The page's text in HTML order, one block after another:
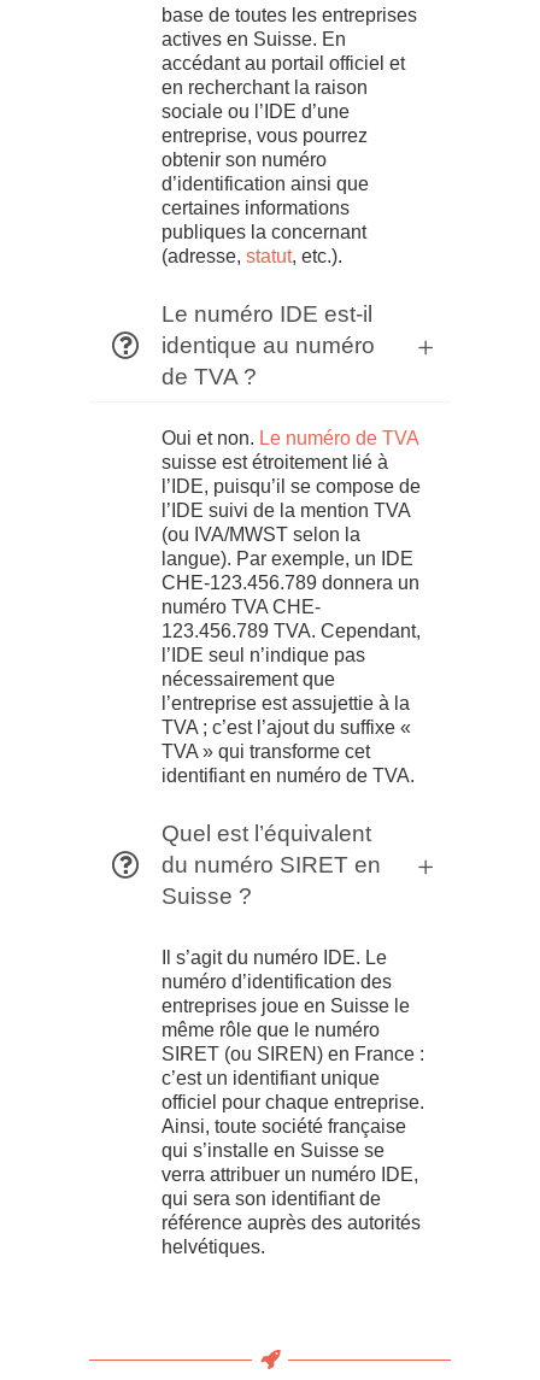
base de toutes les entreprises
actives en Suisse. En
accédant au portail officiel et
en recherchant la raison
sociale ou l’IDE d’une
entreprise, vous pourrez
obtenir son numéro
d’identification ainsi que
certaines informations
publiques la concernant
(adresse, statut, etc.).
Le numéro IDE est-il
identique au numéro
de TVA ?
Oui et non. Le numéro de TVA
suisse est étroitement lié à
l’IDE, puisqu’il se compose de
l’IDE suivi de la mention TVA
(ou IVA/MWST selon la
langue). Par exemple, un IDE
CHE-123.456.789 donnera un
numéro TVA CHE-
123.456.789 TVA. Cependant,
l’IDE seul n’indique pas
nécessairement que
l’entreprise est assujettie à la
TVA ; c’est l’ajout du suffixe «
TVA » qui transforme cet
identifiant en numéro de TVA.
Quel est l’équivalent
du numéro SIRET en
Suisse ?
Il s’agit du numéro IDE. Le
numéro d’identification des
entreprises joue en Suisse le
même rôle que le numéro
SIRET (ou SIREN) en France :
c’est un identifiant unique
officiel pour chaque entreprise.
Ainsi, toute société française
qui s’installe en Suisse se
verra attribuer un numéro IDE,
qui sera son identifiant de
référence auprès des autorités
helvétiques.